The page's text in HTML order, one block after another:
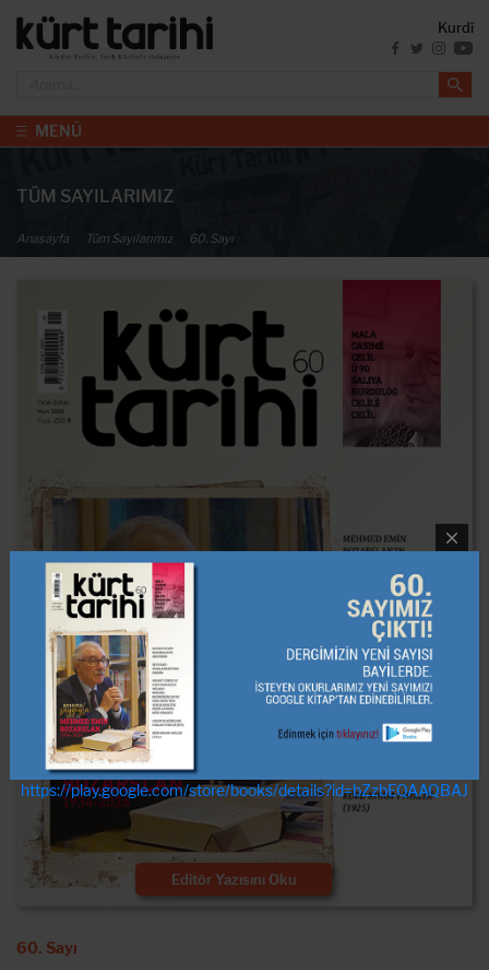
Kurdî
MENÜ
TÜM SAYILARIMIZ
Anasayfa Tüm Sayılarımız 60. Sayı
Editör Yazısını Oku
60. Sayı
https://play.google.com/store/books/details?id=bZzbEQAAQBAJ